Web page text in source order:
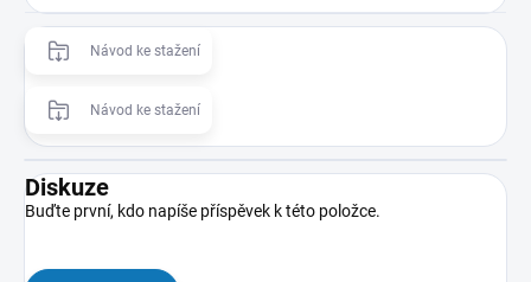
Návod ke stažení
Návod ke stažení
Diskuze
Buďte první, kdo napíše příspěvek k této položce.